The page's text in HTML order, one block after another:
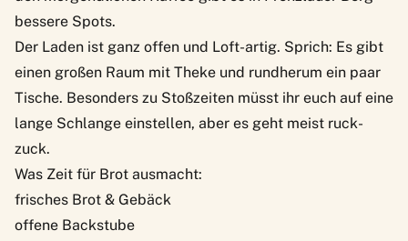
bessere Spots.
Der Laden ist ganz offen und Loft-artig. Sprich: Es gibt
einen großen Raum mit Theke und rundherum ein paar
Tische. Besonders zu Stoßzeiten müsst ihr euch auf eine
lange Schlange einstellen, aber es geht meist ruck-
zuck.
Was Zeit für Brot ausmacht:
frisches Brot & Gebäck
offene Backstube